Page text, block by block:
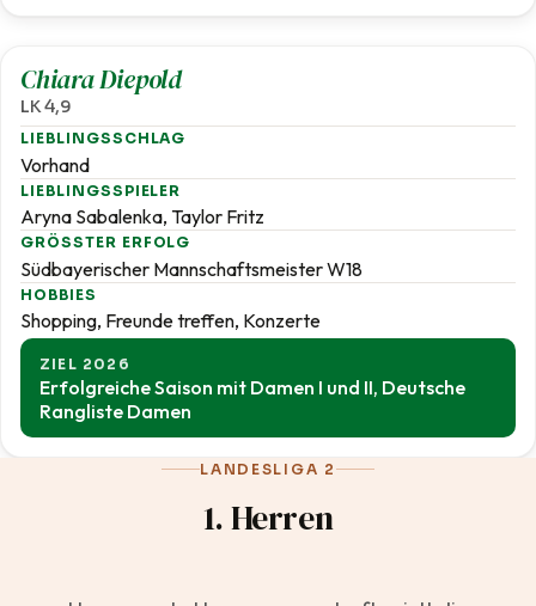
Chiara Diepold
LK 4,9
LIEBLINGSSCHLAG
Vorhand
LIEBLINGSSPIELER
Aryna Sabalenka, Taylor Fritz
GRÖSSTER ERFOLG
Südbayerischer Mannschaftsmeister W18
HOBBIES
Shopping, Freunde treffen, Konzerte
ZIEL 2026
Erfolgreiche Saison mit Damen I und II, Deutsche
Rangliste Damen
LANDESLIGA 2
1. Herren